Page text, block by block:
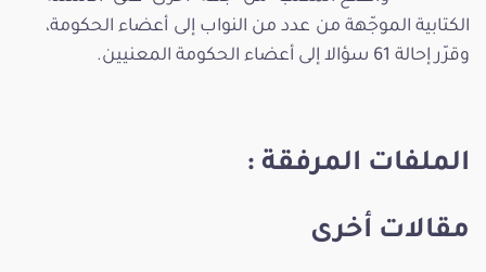
الكتابية الموجّهة من عدد من النواب إلى أعضاء الحكومة،
وقرّر إحالة 61 سؤالا إلى أعضاء الحكومة المعنيين.
الملفات المرفقة :
مقالات أخرى